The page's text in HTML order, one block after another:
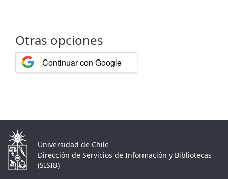
Otras opciones
Continuar con Google
Universidad de Chile
Dirección de Servicios de Información y Bibliotecas
(SISIB)